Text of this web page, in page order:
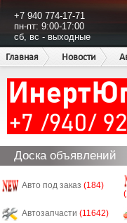
+7 940 774-17-71
пн-пт: 9:00-17:00
сб, вс - выходные
Главная
Новости
Доска объявлений
Авто под заказ (184)
Автозапчасти (11642)